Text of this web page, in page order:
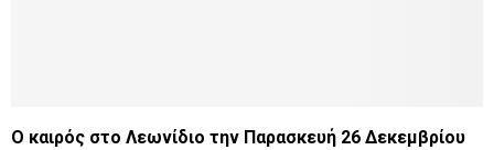
Ο καιρός στο Λεωνίδιο την Παρασκευή 26 Δεκεμβρίου